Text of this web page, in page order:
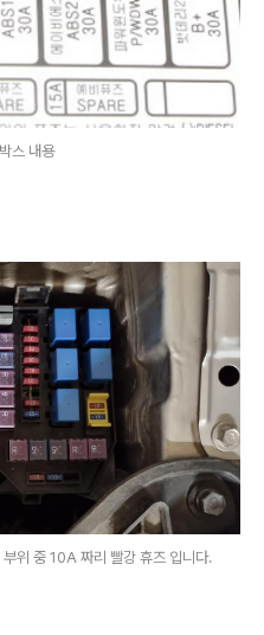
스 내용
위 중 10A 짜리 빨강 휴즈 입니다.